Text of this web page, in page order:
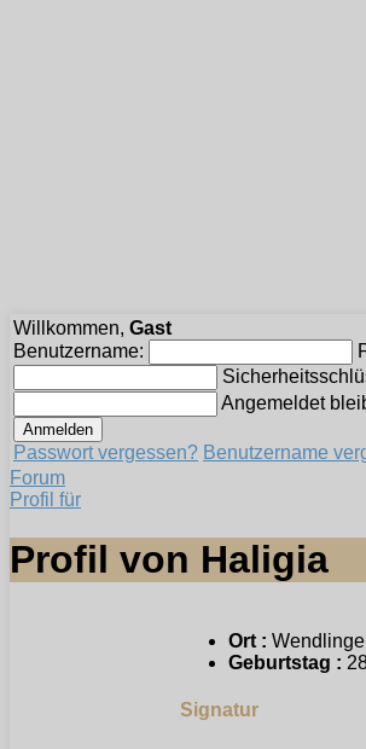
Willkommen, Gast
Benutzername:
Angemeldet
Passwort vergessen? Benutzername
Forum
Profil für
Profil von Haligia
Ort :
Geburtstag :
Signatur